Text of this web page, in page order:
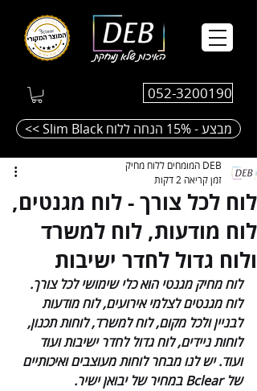
052-3200190
<< Slim Black מבצע - 15% הנחה ללוח
לוח לכל צורך - לוח מגנטים,
לוח מודעות, לוח למשרד
ולוח גדול לחדר ישיבות
DEB המומחים ללוח מחיק
זמן קריאה 2 דקות
לוח מחיק מגנטי הוא כלי שימושי לכל צורך.
לוח מגנטים לצלמי אירועים, לוח מודעות
לבניין ולכל מקום, לוח למשרד, לוחות תכנון,
לוחות ניידים, לוח גדול לחדר ישיבות ועוד
ועוד. יש לנו מבחר לוחות מעוצבים ואיכותיים
של Bclear במחיר של יבואן ישיר.